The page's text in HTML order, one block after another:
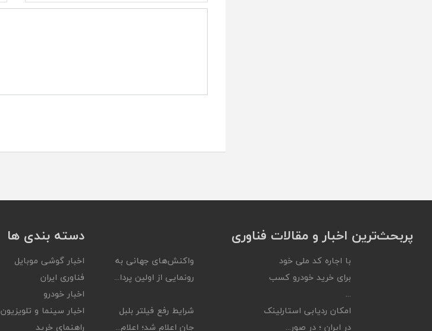
پربحث‌ترین اخبار و مقالات فناوری
با اجاره کد ملی خود
برای خرید خودرو کسب
...
واکنش‌های جهانی به
رونمایی از اولین پردا...
امکان ردیابی استارلینک
در ایران ؛ در صور...
شرایط رفع فیلتر بلبل
جان اعلام شد؛ اعلام...
دسته بندی ها
اخبار گوشی موبایل
فناوری ایران
اخبار خودرو
اخبار سینما و تلویزیون
راهنمای خرید